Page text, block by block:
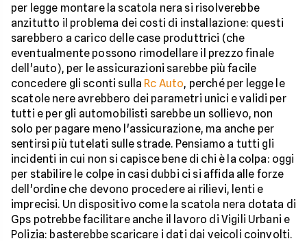
per legge montare la scatola nera si risolverebbe
anzitutto il problema dei costi di installazione: questi
sarebbero a carico delle case produttrici (che
eventualmente possono rimodellare il prezzo finale
dell'auto), per le assicurazioni sarebbe più facile
concedere gli sconti sulla Rc Auto, perché per legge le
scatole nere avrebbero dei parametri unici e validi per
tutti e per gli automobilisti sarebbe un sollievo, non
solo per pagare meno l'assicurazione, ma anche per
sentirsi più tutelati sulle strade. Pensiamo a tutti gli
incidenti in cui non si capisce bene di chi è la colpa: oggi
per stabilire le colpe in casi dubbi ci si affida alle forze
dell'ordine che devono procedere ai rilievi, lenti e
imprecisi. Un dispositivo come la scatola nera dotata di
Gps potrebbe facilitare anche il lavoro di Vigili Urbani e
Polizia: basterebbe scaricare i dati dai veicoli coinvolti.